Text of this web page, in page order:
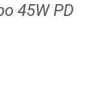
45W PD